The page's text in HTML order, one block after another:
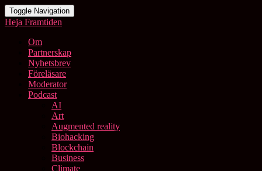
Toggle Navigation
Heja Framtiden
Om
Partnerskap
Nyhetsbrev
Föreläsare
Moderator
Podcast
AI
Art
Augmented reality
Biohacking
Blockchain
Business
Climate